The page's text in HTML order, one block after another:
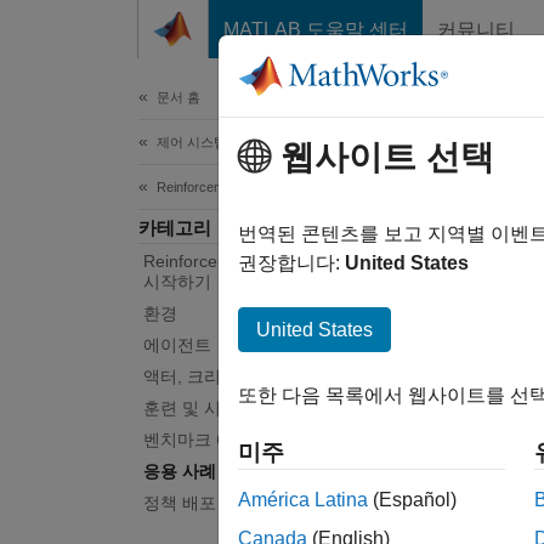
MATLAB 도움말 센터 커뮤니티
문서 홈
제어 시스템
Reinforcement Learning Toolbox
카테고리
Reinforcement Learning Toolbox
시작하기
환경
에이전트
액터, 크리틱, 정책
훈련 및 시뮬레이션
벤치마크 예제
응용 사례
정책 배포
응
강화
강화
제어
강화
웹사이트 선택
번역된 콘텐츠를 보고 지역별 이벤
권장합니다: United States
United States
또한 다음 목록에서 웹사이트를 선
미주
América Latina (Español)
Canada (English)